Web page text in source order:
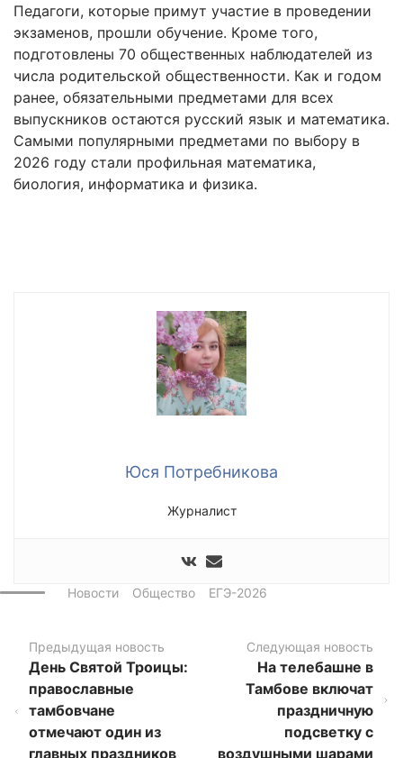
Педагоги, которые примут участие в проведении
экзаменов, прошли обучение. Кроме того,
подготовлены 70 общественных наблюдателей из
числа родительской общественности. Как и годом
ранее, обязательными предметами для всех
выпускников остаются русский язык и математика.
Самыми популярными предметами по выбору в
2026 году стали профильная математика,
биология, информатика и физика.
Юся Потребникова
Журналист
Новости Общество ЕГЭ-2026
Предыдущая новость
День Святой Троицы:
православные
тамбовчане
отмечают один из
главных праздников
Следующая новость
На телебашне в
Тамбове включат
праздничную
подсветку с
воздушными шарами